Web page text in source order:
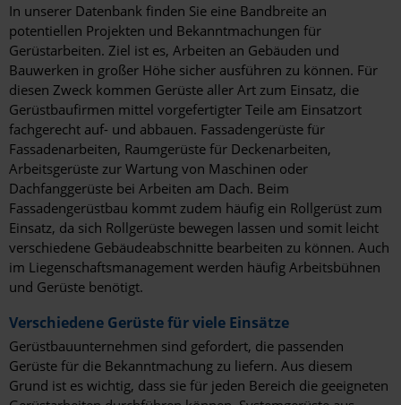
Stralsund
Straubing
Stuttgart
Templin
Traunstein
Trier
Tübingen
Ulm
Velbert
Villingen-Schwenningen
Vilsbiburg
In unserer Datenbank finden Sie eine Bandbreite an
potentiellen Projekten und Bekanntmachungen für
Gerüstarbeiten. Ziel ist es, Arbeiten an Gebäuden und
Bauwerken in großer Höhe sicher ausführen zu können. Für
diesen Zweck kommen Gerüste aller Art zum Einsatz, die
Gerüstbaufirmen mittel vorgefertigter Teile am Einsatzort
fachgerecht auf- und abbauen. Fassadengerüste für
Fassadenarbeiten, Raumgerüste für Deckenarbeiten,
Arbeitsgerüste zur Wartung von Maschinen oder
Dachfanggerüste bei Arbeiten am Dach. Beim
Fassadengerüstbau kommt zudem häufig ein Rollgerüst zum
Einsatz, da sich Rollgerüste bewegen lassen und somit leicht
verschiedene Gebäudeabschnitte bearbeiten zu können. Auch
im Liegenschaftsmanagement werden häufig Arbeitsbühnen
und Gerüste benötigt.
Verschiedene Gerüste für viele Einsätze
Gerüstbauunternehmen sind gefordert, die passenden
Gerüste für die Bekanntmachung zu liefern. Aus diesem
Grund ist es wichtig, dass sie für jeden Bereich die geeigneten